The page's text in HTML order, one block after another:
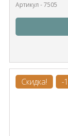
Артикул - 7505
Скидка! -